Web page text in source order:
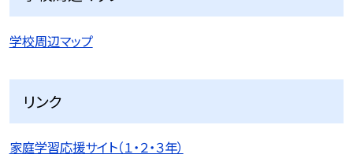
学校周辺マップ
リンク
家庭学習応援サイト（１・２・３年）